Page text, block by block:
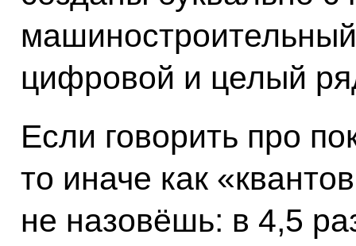
цифровой и целый
Если говорить про
то иначе как
не назовёшь: в 4,5